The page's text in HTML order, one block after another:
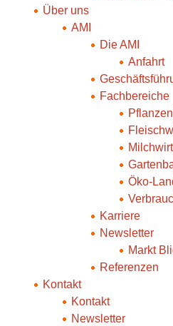
Über uns
AMI
Die AMI
Anfahrt
Fachbereiche
Öko-
Karriere
Newsletter
Markt
Referenzen
Kontakt
Kontakt
Newsletter